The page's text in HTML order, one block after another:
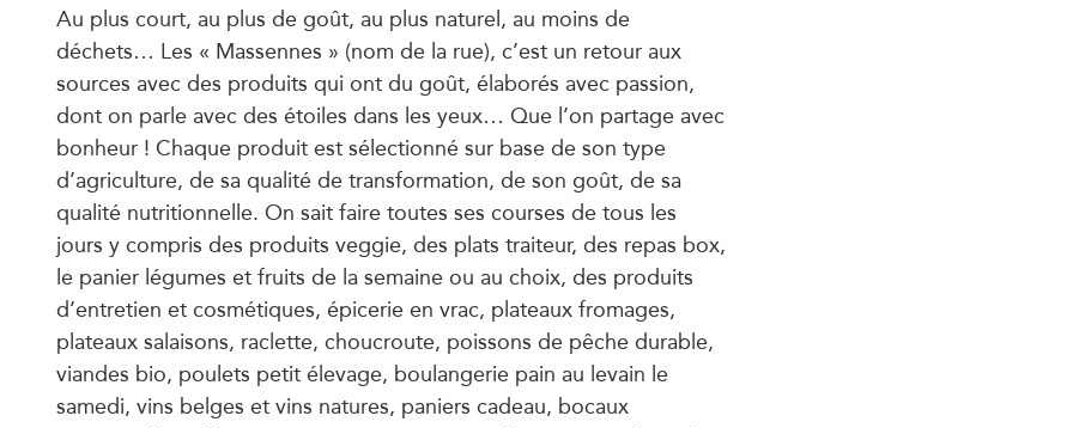
Au plus court, au plus de goût, au plus naturel, au moins de
déchets… Les « Massennes » (nom de la rue), c’est un retour aux
sources avec des produits qui ont du goût, élaborés avec passion,
dont on parle avec des étoiles dans les yeux… Que l’on partage avec
bonheur ! Chaque produit est sélectionné sur base de son type
d’agriculture, de sa qualité de transformation, de son goût, de sa
qualité nutritionnelle. On sait faire toutes ses courses de tous les
jours y compris des produits veggie, des plats traiteur, des repas box,
le panier légumes et fruits de la semaine ou au choix, des produits
d’entretien et cosmétiques, épicerie en vrac, plateaux fromages,
plateaux salaisons, raclette, choucroute, poissons de pêche durable,
viandes bio, poulets petit élevage, boulangerie pain au levain le
samedi, vins belges et vins natures, paniers cadeau, bocaux